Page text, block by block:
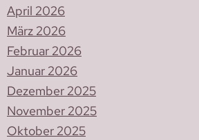
April 2026
März 2026
Februar 2026
Januar 2026
Dezember 2025
November 2025
Oktober 2025